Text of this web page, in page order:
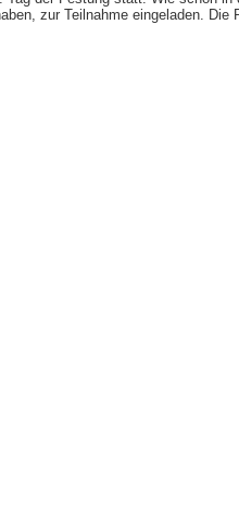
zur Teilnahme eingeladen.